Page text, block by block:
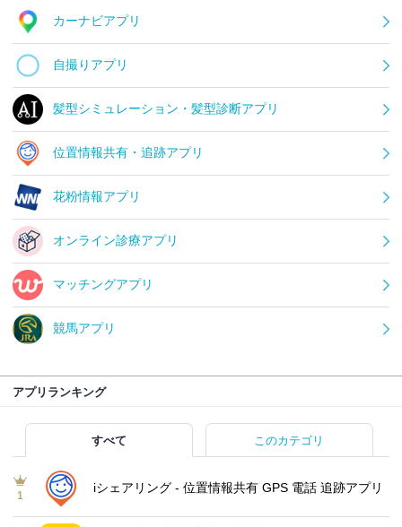
カーナビアプリ
自撮りアプリ
髪型シミュレーション・髪型診断アプリ
位置情報共有・追跡アプリ
花粉情報アプリ
オンライン診療アプリ
マッチングアプリ
競馬アプリ
アプリランキング
すべて このカテゴリ
1
iシェアリング - 位置情報共有 GPS 電話 追跡アプリ